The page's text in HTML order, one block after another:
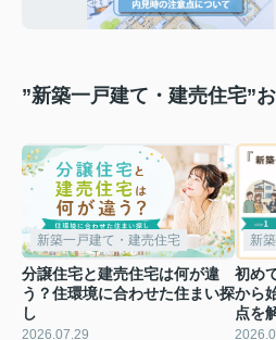
”新築一戸建て・建売住宅”
新築一戸建て・建売住宅
分譲住宅と建売住宅は何が違
う？住環境に合わせた住まい探
し
2026.07.29
新
初め
から
点を